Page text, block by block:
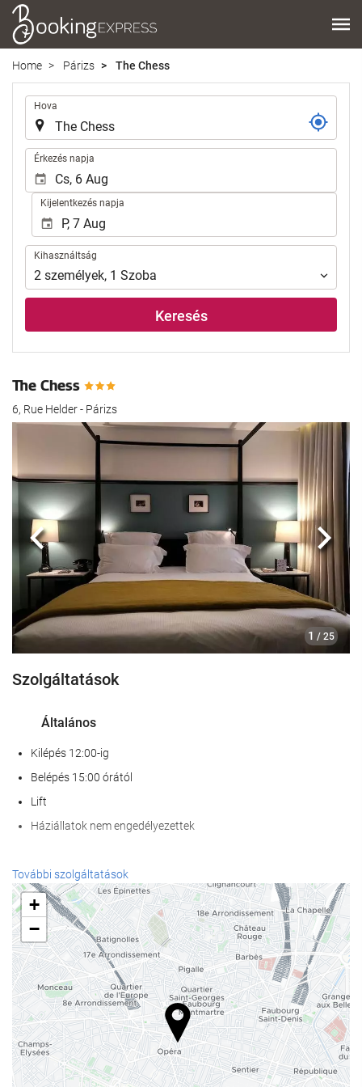
Home Párizs The Chess
Hova
Érkezés napja
Kijelentkezés napja
Kihasználtság
Kihasználtság
2 személyek, 1 Szoba
Keresés
The Chess
6, Rue Helder - Párizs
1 / 25
Előző
Szolgáltatások
Általános
Kilépés 12:00-ig
Belépés 15:00 órától
Lift
Háziállatok nem engedélyezettek
Recepció szolgáltatások
24 órás recepció
poggyászmegőrzés
Étel és ital
Bár
Internet
Ingyenes Wi-Fi
További szolgáltatások
+
−